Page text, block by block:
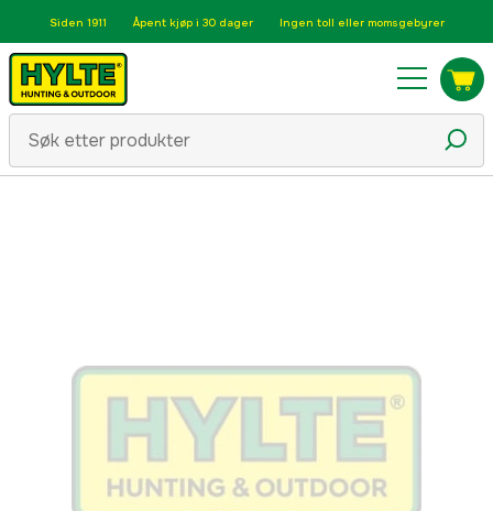
Siden 1911 Åpent kjøp i 30 dager Ingen toll eller momsgebyrer